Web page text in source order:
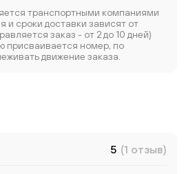
транспортными компаниями
и сроки доставки зависят от
заказ - от 2 до 10 дней)
присваивается номер, по
движение заказа.
5 (1 отзыв)